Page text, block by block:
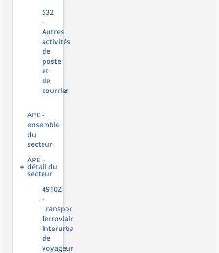
532
-
Autres
activités
de
poste
et
de
courrier
APE -
ensemble
du
secteur
APE –
détail du
secteur
4910Z
-
Transport
ferroviaire
interurbain
de
voyageurs